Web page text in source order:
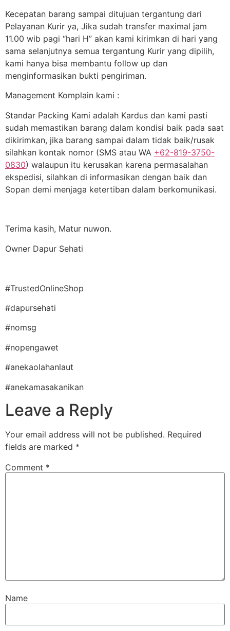
Kecepatan barang sampai ditujuan tergantung dari
Pelayanan Kurir ya, Jika sudah transfer maximal jam
11.00 wib pagi “hari H” akan kami kirimkan di hari yang
sama selanjutnya semua tergantung Kurir yang dipilih,
kami hanya bisa membantu follow up dan
menginformasikan bukti pengiriman.
Management Komplain kami :
Standar Packing Kami adalah Kardus dan kami pasti
sudah memastikan barang dalam kondisi baik pada saat
dikirimkan, jika barang sampai dalam tidak baik/rusak
silahkan kontak nomor (SMS atau WA +62-819-3750-
0830) walaupun itu kerusakan karena permasalahan
ekspedisi, silahkan di informasikan dengan baik dan
Sopan demi menjaga ketertiban dalam berkomunikasi.
Terima kasih, Matur nuwon.
Owner Dapur Sehati
#TrustedOnlineShop
#dapursehati
#nomsg
#nopengawet
#anekaolahanlaut
#anekamasakanikan
Leave a Reply
Your email address will not be published. Required
fields are marked *
Comment *
Name